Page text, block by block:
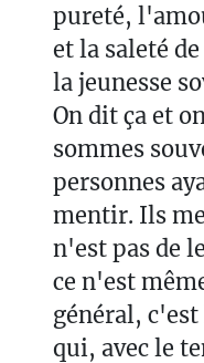
pureté,
et la saleté
la jeunesse
On dit ça et
sommes
personnes
mentir. Ils
n'est pas de
ce n'est
général,
qui, avec le